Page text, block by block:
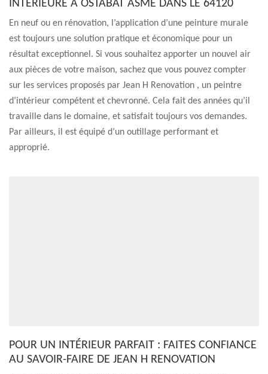
INTÉRIEURE À OSTABAT ASME DANS LE 64120
En neuf ou en rénovation, l’application d’une peinture murale
est toujours une solution pratique et économique pour un
résultat exceptionnel. Si vous souhaitez apporter un nouvel air
aux pièces de votre maison, sachez que vous pouvez compter
sur les services proposés par Jean H Renovation , un peintre
d’intérieur compétent et chevronné. Cela fait des années qu’il
travaille dans le domaine, et satisfait toujours vos demandes.
Par ailleurs, il est équipé d’un outillage performant et
approprié.
POUR UN INTÉRIEUR PARFAIT : FAITES CONFIANCE
AU SAVOIR-FAIRE DE JEAN H RENOVATION